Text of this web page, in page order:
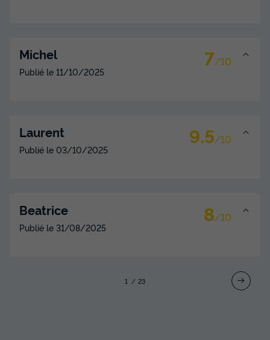
Michel 7/10
Publié le 11/10/2025
Laurent 9.5/10
Publié le 03/10/2025
Beatrice 8/10
Publié le 31/08/2025
1 23